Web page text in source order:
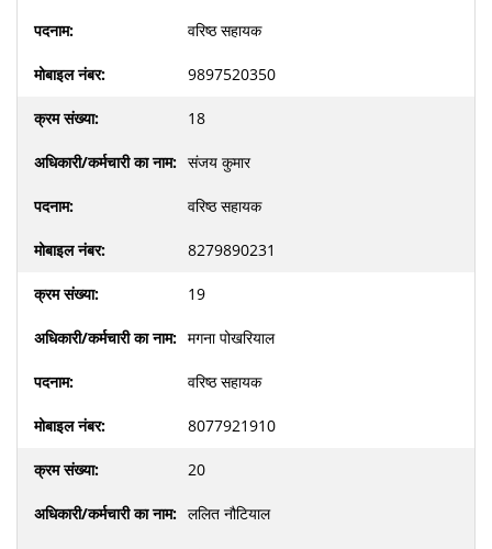
वरिष्ठ सहायक
9897520350
18
संजय कुमार
वरिष्ठ सहायक
8279890231
19
मगना पोखरियाल
वरिष्ठ सहायक
8077921910
20
ललित नौटियाल